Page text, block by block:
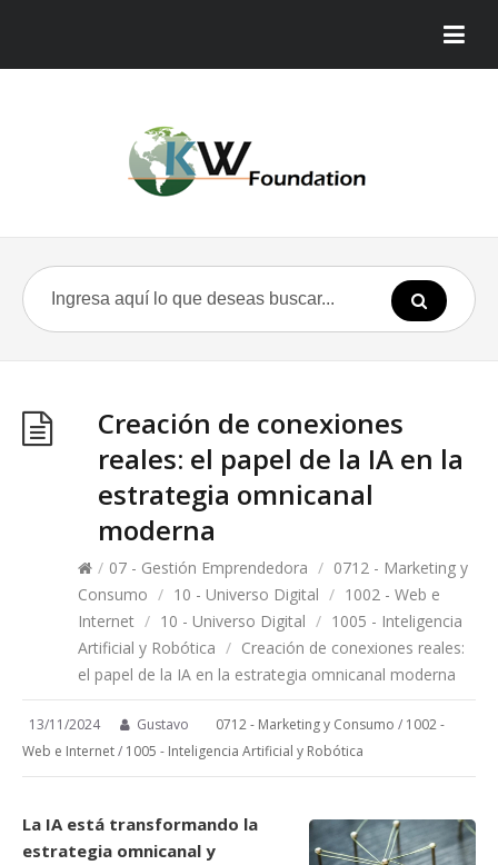
Creación de conexiones
reales: el papel de la IA en la
estrategia omnicanal
moderna
/ 07 - Gestión Emprendedora / 0712 - Marketing y
Consumo / 10 - Universo Digital / 1002 - Web e
Internet / 10 - Universo Digital / 1005 - Inteligencia
Artificial y Robótica / Creación de conexiones reales:
el papel de la IA en la estrategia omnicanal moderna
13/11/2024 Gustavo 0712 - Marketing y Consumo / 1002 -
Web e Internet/ 1005 - Inteligencia Artificial y Robótica
La IA está transformando la
estrategia omnicanal y